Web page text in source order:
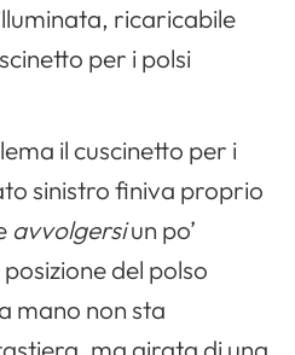
ricaricabile
per i polsi
il cuscinetto per i
sinistro finiva proprio
avvolgersiun po’
del polso
mano non sta
ma girata di una